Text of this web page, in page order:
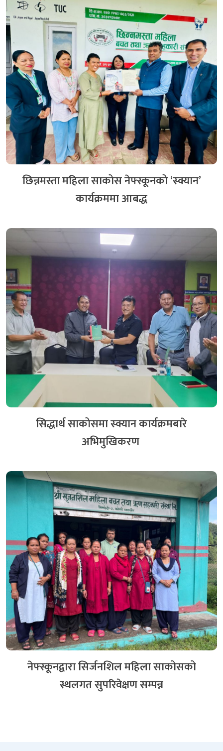
कार्यान्वयनका लागि सम्झौता
११ दिन अगाडि
छिन्नमस्ता महिला साकोस नेफ्स्कूनको ‘स्क्यान’
कार्यक्रममा आबद्ध
सिद्धार्थ साकोसमा स्क्यान कार्यक्रमबारे
अभिमुखिकरण
नेफ्स्कूनद्वारा सिर्जनशिल महिला साकोसको
स्थलगत सुपरिवेक्षण सम्पन्न